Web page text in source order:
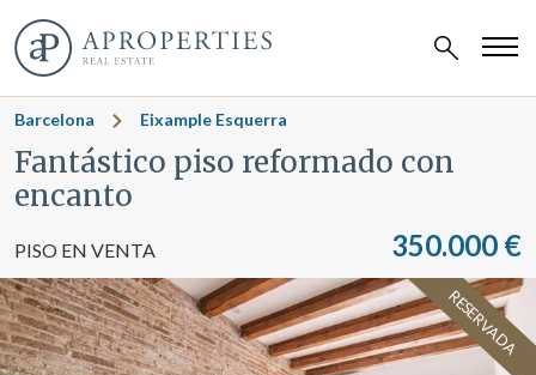
Barcelona Eixample Esquerra
Fantástico piso reformado con
encanto
PISO EN VENTA 350.000 €
RESERVADA